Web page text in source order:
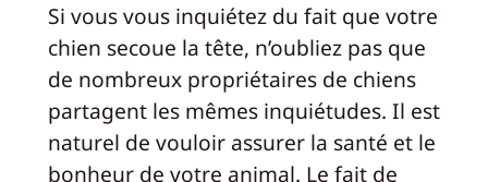
Si vous vous inquiétez du fait que votre
chien secoue la tête, n’oubliez pas que
de nombreux propriétaires de chiens
partagent les mêmes inquiétudes. Il est
naturel de vouloir assurer la santé et le
bonheur de votre animal. Le fait de